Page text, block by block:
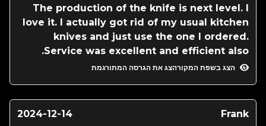
The production of the knife is next level. I
love it. I actually got rid of my usual kitchen
knives and just use the one I ordered.
Service was excellent and efficient also.
הצג בשפת המקורהצג את הגרסה המתורגמת
Frank